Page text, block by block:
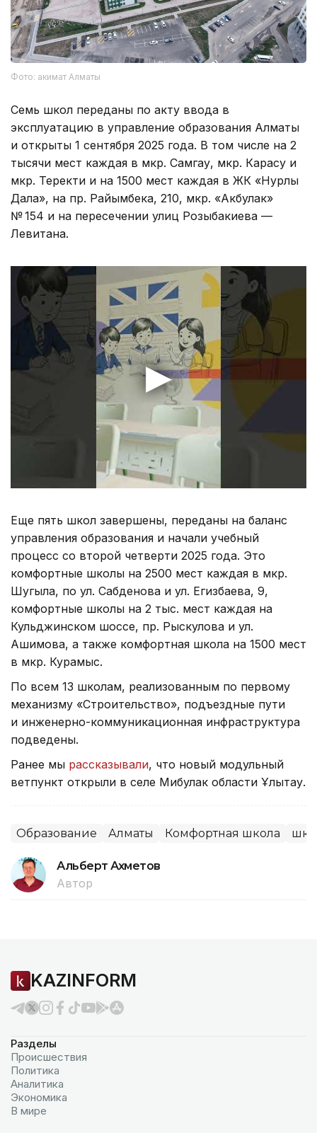
Фото: акимат Алматы
Семь школ переданы по акту ввода в
эксплуатацию в управление образования Алматы
и открыты 1 сентября 2025 года. В том числе на 2
тысячи мест каждая в мкр. Самгау, мкр. Карасу и
мкр. Теректи и на 1500 мест каждая в ЖК «Нурлы
Дала», на пр. Райымбека, 210, мкр. «Акбулак»
№ 154 и на пересечении улиц Розыбакиева —
Левитана.
Еще пять школ завершены, переданы на баланс
управления образования и начали учебный
процесс со второй четверти 2025 года. Это
комфортные школы на 2500 мест каждая в мкр.
Шугыла, по ул. Сабденова и ул. Егизбаева, 9,
комфортные школы на 2 тыс. мест каждая на
Кульджинском шоссе, пр. Рыскулова и ул.
Ашимова, а также комфортная школа на 1500 мест
в мкр. Курамыс.
По всем 13 школам, реализованным по первому
механизму «Строительство», подъездные пути
и инженерно-коммуникационная инфраструктура
подведены.
Ранее мы рассказывали, что новый модульный
ветпункт открыли в селе Мибулак области Ұлытау.
Образование Алматы Комфортная школа
Альберт Ахметов
Автор
KAZINFORM
Разделы
Происшествия
Политика
Аналитика
Экономика
В мире